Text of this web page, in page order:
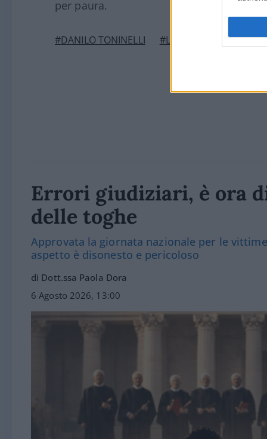
per paura.
#DANILO TONINELLI #LUIGI DI MAIO
Errori giudiziari, è ora
delle toghe
Approvata la giornata nazionale per le
aspetto è disonesto e pericoloso
di Dott.ssa Paola Dora
6 Agosto 2026, 13:00